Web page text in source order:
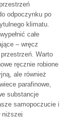
odpoczynku po
klimatu.
całe
– wręcz
Warto
ręcznie robione
ale również
parafinowe,
substancje
samopoczucie i
niższej